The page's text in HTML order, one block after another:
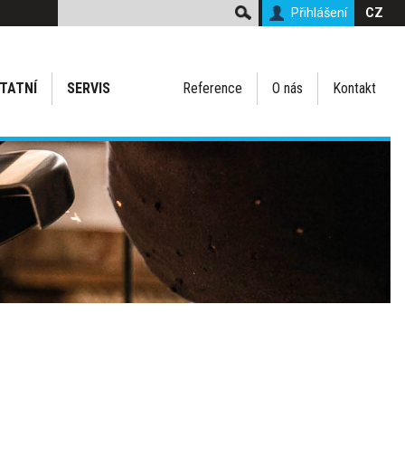
Přihlášení CZ
SERVIS Reference O nás Kontakt